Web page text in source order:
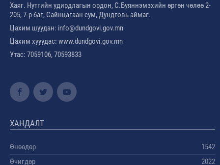
Хаяг. Нутгийн удирдлагын ордон, С.Буяннэмэхийн өргөн чөлөө 2-
205, 7-р баг, Сайнцагаан сум, Дундговь аймаг.
Цахим шуудан: info@dundgovi.gov.mn
Цахим хууудас: www.dundgovi.gov.mn
Утас: 7059106, 70593833
ХАНДАЛТ
Өнөөдөр
1542
Өчигдөр
2022